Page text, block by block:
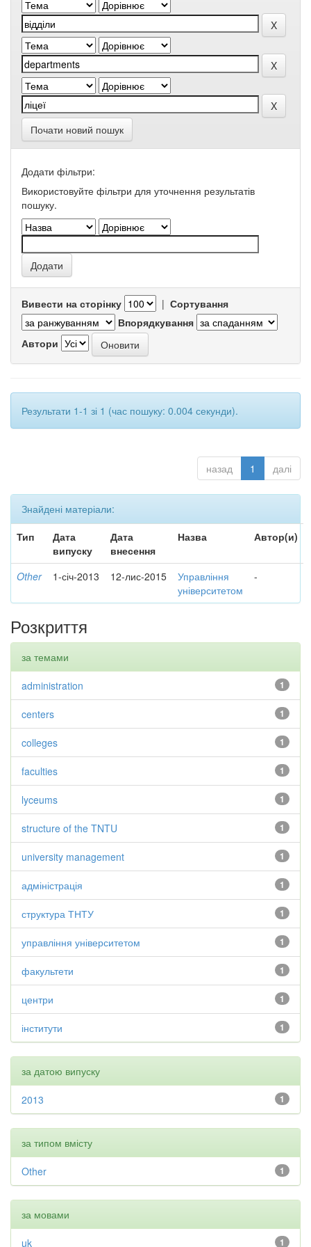
Почати новий пошук
Додати фільтри:
Використовуйте фільтри для уточнення результатів
пошуку.
Вивести на сторінку | Сортування
Впорядкування
Автори
Результати 1-1 зі 1 (час пошуку: 0.004 секунди).
назад 1 далі
Знайдені матеріали:
Тип
Дата
випуску
Дата
внесення
Назва Автор(и)
Other 1-січ-2013 12-лис-2015
Управління
університетом
-
Розкриття
за темами
1
administration
1
centers
1
colleges
1
faculties
1
lyceums
1
structure of the TNTU
1
university management
1
адміністрація
1
структура ТНТУ
1
управління університетом
1
факультети
1
центри
1
інститути
за датою випуску
1
2013
за типом вмісту
1
Other
за мовами
1
uk